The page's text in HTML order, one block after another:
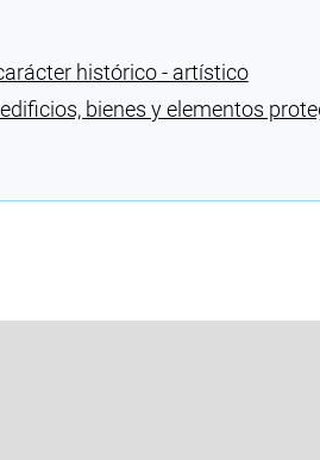
histórico - artístico
bienes y elementos